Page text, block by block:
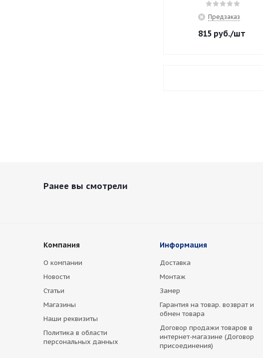
Предзаказ
815 руб./шт
Ранее вы смотрели
Компания
О компании
Новости
Статьи
Магазины
Наши реквизиты
Политика в области
персональных данных
Информация
Доставка
Монтаж
Замер
Гарантия на товар. возврат и
обмен товара
Договор продажи товаров в
интернет-магазине (Договор
присоединения)